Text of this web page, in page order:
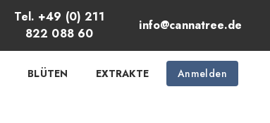
Tel. +49 (0) 211
822 088 60
info@cannatree.de
BLÜTEN EXTRAKTE Anmelden